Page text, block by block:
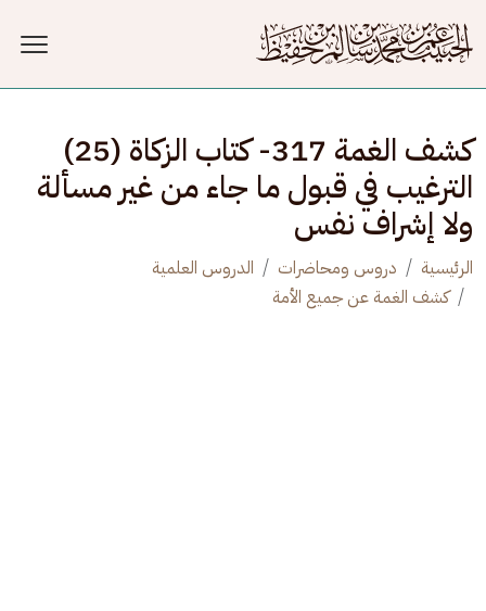
كشف الغمة 317- كتاب الزكاة (25)
الترغيب في قبول ما جاء من غير مسألة
ولا إشراف نفس
الرئيسية دروس ومحاضرات
الدروس العلمية
كشف الغمة عن جميع الأمة